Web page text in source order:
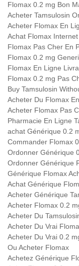
Flomax 0.2 mg Bon
Acheter Tamsulosin
Acheter Flomax En
Achat Flomax
Flomax Pas Cher En
Flomax 0.2 mg
Flomax En Ligne
Flomax 0.2 mg Pas
Buy Tamsulosin
Acheter Du Flomax
Acheter Flomax Pas
Pharmacie En Ligne
achat Générique 0.2
Commander Flomax
Ordonner Générique
Ordonner Générique
Générique Flomax
Achat Générique
Acheter Générique
Acheter Flomax 0.2
Acheter Du
Acheter Du Vrai
Acheter Du Vrai 0.2
Ou Acheter Flomax
Achetez Générique